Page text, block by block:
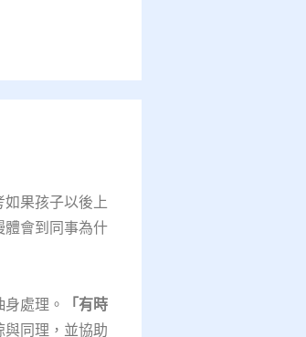
如果孩子以後上
體會到同事為什
處理。
「有時
同理，並協助